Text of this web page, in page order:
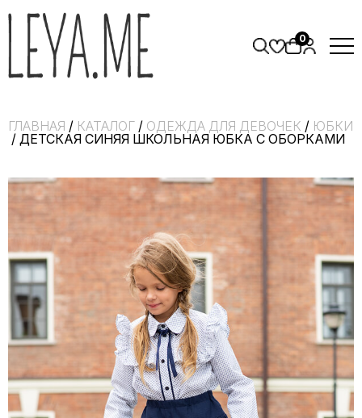
0
ГЛАВНАЯ / КАТАЛОГ / ОДЕЖДА ДЛЯ ДЕВОЧЕК / ЮБКИ
/ ДЕТСКАЯ СИНЯЯ ШКОЛЬНАЯ ЮБКА С ОБОРКАМИ